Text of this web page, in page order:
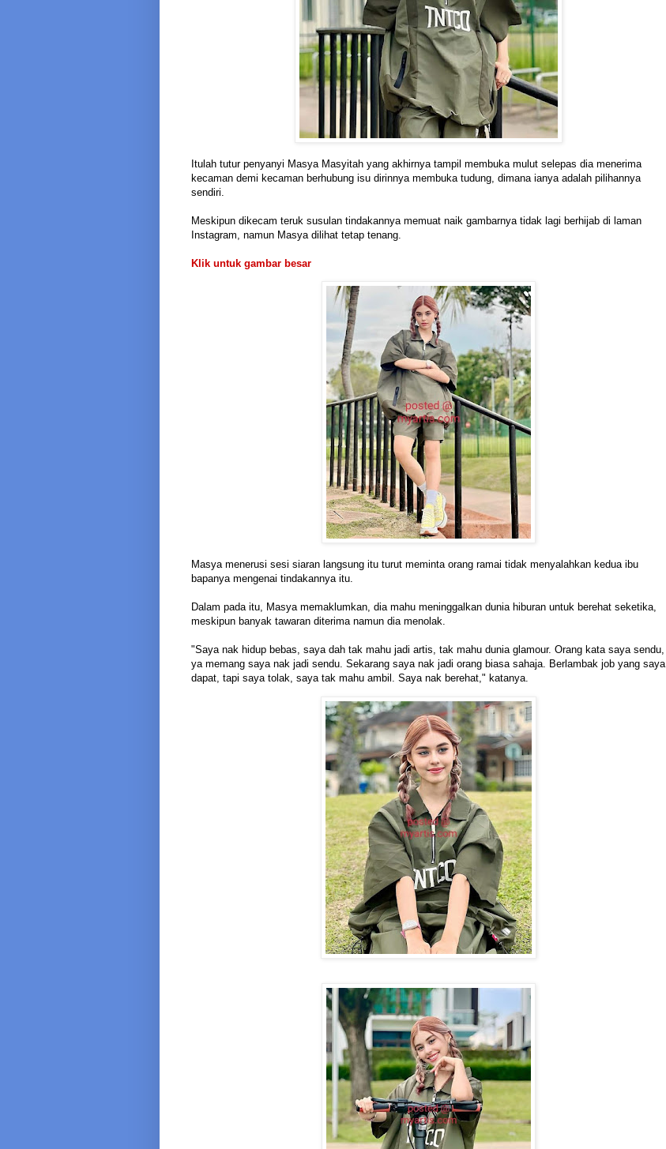
Itulah tutur penyanyi Masya Masyitah yang akhirnya tampil membuka mulut selepas dia menerima
kecaman demi kecaman berhubung isu dirinnya membuka tudung, dimana ianya adalah pilihannya
sendiri.
Meskipun dikecam teruk susulan tindakannya memuat naik gambarnya tidak lagi berhijab di laman
Instagram, namun Masya dilihat tetap tenang.
Klik untuk gambar besar
Masya menerusi sesi siaran langsung itu turut meminta orang ramai tidak menyalahkan kedua ibu
bapanya mengenai tindakannya itu.
Dalam pada itu, Masya memaklumkan, dia mahu meninggalkan dunia hiburan untuk berehat seketika,
meskipun banyak tawaran diterima namun dia menolak.
"Saya nak hidup bebas, saya dah tak mahu jadi artis, tak mahu dunia glamour. Orang kata saya sendu,
ya memang saya nak jadi sendu. Sekarang saya nak jadi orang biasa sahaja. Berlambak job yang saya
dapat, tapi saya tolak, saya tak mahu ambil. Saya nak berehat," katanya.